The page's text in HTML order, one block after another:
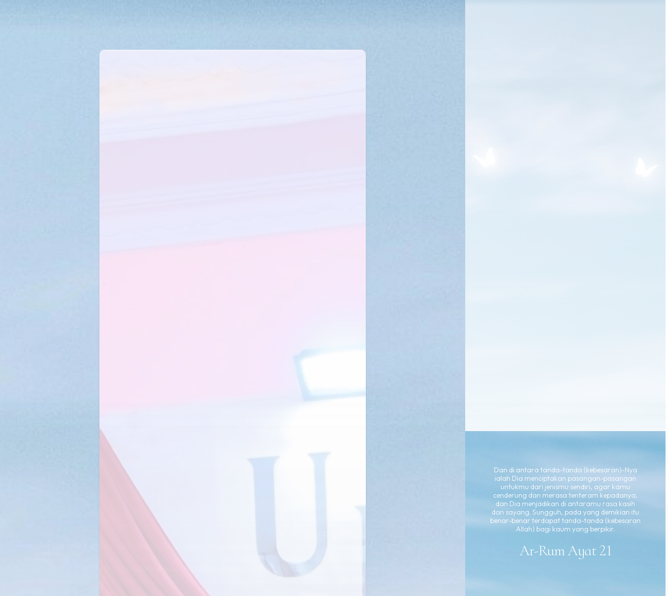
Dan di antara tanda-tanda (kebesaran)-Nya
ialah Dia menciptakan pasangan-pasangan
untukmu dari jenismu sendiri, agar kamu
cenderung dan merasa tenteram kepadanya,
dan Dia menjadikan di antaramu rasa kasih
dan sayang. Sungguh, pada yang demikian itu
benar-benar terdapat tanda-tanda (kebesaran
Allah) bagi kaum yang berpikir.
Ar-Rum Ayat 21